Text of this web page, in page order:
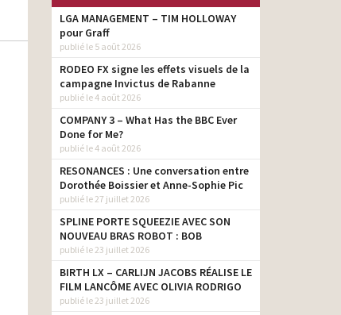
LGA MANAGEMENT – TIM HOLLOWAY
pour Graff
publié le 5 août 2026
RODEO FX signe les effets visuels de la
campagne Invictus de Rabanne
publié le 4 août 2026
COMPANY 3 – What Has the BBC Ever
Done for Me?
publié le 4 août 2026
RESONANCES : Une conversation entre
Dorothée Boissier et Anne-Sophie Pic
publié le 27 juillet 2026
SPLINE PORTE SQUEEZIE AVEC SON
NOUVEAU BRAS ROBOT : BOB
publié le 23 juillet 2026
BIRTH LX – CARLIJN JACOBS RÉALISE LE
FILM LANCÔME AVEC OLIVIA RODRIGO
publié le 23 juillet 2026